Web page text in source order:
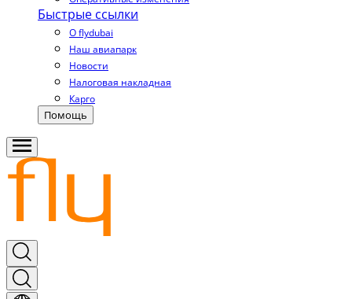
Быстрые ссылки
О flydubai
Наш авиапарк
Новости
Налоговая накладная
Карго
Помощь